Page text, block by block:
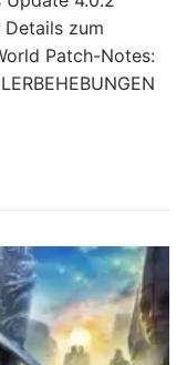
zum
Patch-Notes: